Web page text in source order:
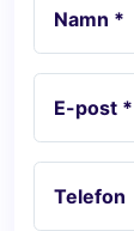
Namn *
E-post *
Telefon